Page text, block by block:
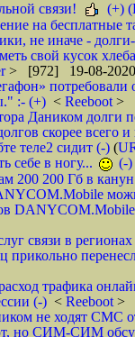
связи! (+)
на бесплатные
не иначе -
свой кусок
> [972] 19-08-2020
потребовали
:- (+) < Reeboot >
Даником долги
скорее всего
теле2 сидит (-) (
себе в ногу...
(-)
200 200 Гб в
связи в
прикольно
трафика
(-) < Reeboot >
не ходят СМС
но СИМ-СИМ